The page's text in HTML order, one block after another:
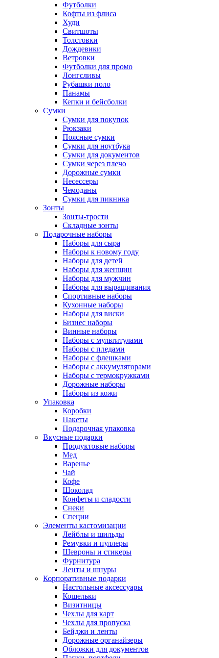
Футболки
Кофты из флиса
Худи
Свитшоты
Толстовки
Дождевики
Ветровки
Футболки для промо
Лонгсливы
Рубашки поло
Панамы
Кепки и бейсболки
Сумки
Сумки для покупок
Рюкзаки
Поясные сумки
Сумки для ноутбука
Сумки для документов
Сумки через плечо
Дорожные сумки
Несессеры
Чемоданы
Сумки для пикника
Зонты
Зонты-трости
Складные зонты
Подарочные наборы
Наборы для сыра
Наборы к новому году
Наборы для детей
Наборы для женщин
Наборы для мужчин
Наборы для выращивания
Спортивные наборы
Кухонные наборы
Наборы для виски
Бизнес наборы
Винные наборы
Наборы с мультитулами
Наборы с пледами
Наборы с флешками
Наборы с аккумуляторами
Наборы с термокружками
Дорожные наборы
Наборы из кожи
Упаковка
Коробки
Пакеты
Подарочная упаковка
Вкусные подарки
Продуктовые наборы
Мед
Варенье
Чай
Кофе
Шоколад
Конфеты и сладости
Снеки
Специи
Элементы кастомизации
Лейблы и шильды
Ремувки и пуллеры
Шевроны и стикеры
Фурнитура
Ленты и шнуры
Корпоративные подарки
Настольные аксессуары
Кошельки
Визитницы
Чехлы для карт
Чехлы для пропуска
Бейджи и ленты
Дорожные органайзеры
Обложки для документов